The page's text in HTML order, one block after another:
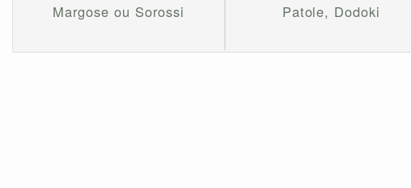
Margose ou Sorossi Patole, Dodoki